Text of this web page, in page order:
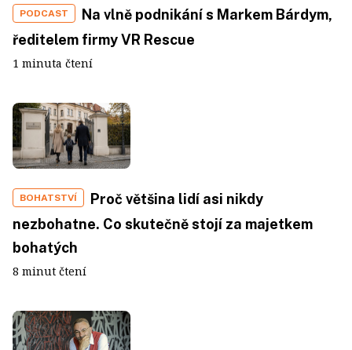
PODCAST
Na vlně podnikání s Markem Bárdym,
ředitelem firmy VR Rescue
1 minuta čtení
BOHATSTVÍ
Proč většina lidí asi nikdy
nezbohatne. Co skutečně stojí za majetkem
bohatých
8 minut čtení